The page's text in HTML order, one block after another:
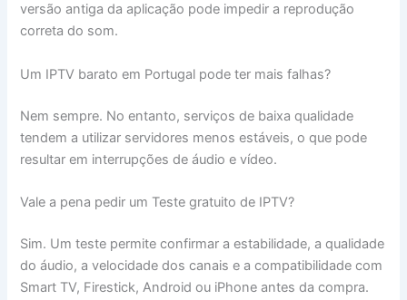
versão antiga da aplicação pode impedir a reprodução
correta do som.
Um IPTV barato em Portugal pode ter mais falhas?
Nem sempre. No entanto, serviços de baixa qualidade
tendem a utilizar servidores menos estáveis, o que pode
resultar em interrupções de áudio e vídeo.
Vale a pena pedir um Teste gratuito de IPTV?
Sim. Um teste permite confirmar a estabilidade, a qualidade
do áudio, a velocidade dos canais e a compatibilidade com
Smart TV, Firestick, Android ou iPhone antes da compra.